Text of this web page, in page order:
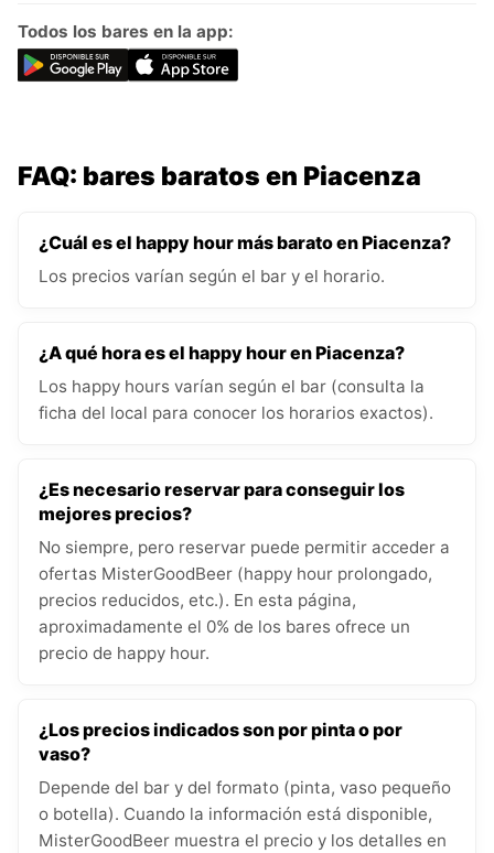
Todos los bares en la app:
FAQ: bares baratos en Piacenza
¿Cuál es el happy hour más barato en Piacenza?
Los precios varían según el bar y el horario.
¿A qué hora es el happy hour en Piacenza?
Los happy hours varían según el bar (consulta la
ficha del local para conocer los horarios exactos).
¿Es necesario reservar para conseguir los
mejores precios?
No siempre, pero reservar puede permitir acceder a
ofertas MisterGoodBeer (happy hour prolongado,
precios reducidos, etc.). En esta página,
aproximadamente el 0% de los bares ofrece un
precio de happy hour.
¿Los precios indicados son por pinta o por
vaso?
Depende del bar y del formato (pinta, vaso pequeño
o botella). Cuando la información está disponible,
MisterGoodBeer muestra el precio y los detalles en